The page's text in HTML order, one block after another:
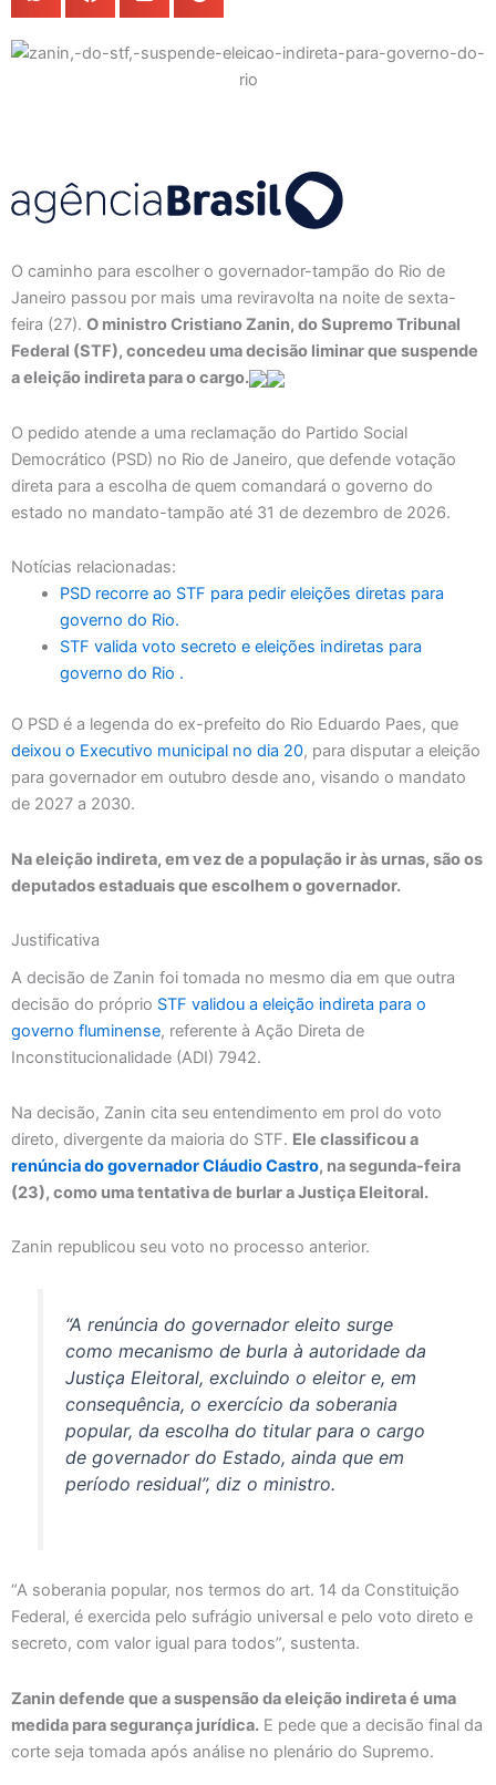
O caminho para escolher o governador-tampão do Rio de
Janeiro passou por mais uma reviravolta na noite de sexta-
feira (27). O ministro Cristiano Zanin, do Supremo Tribunal
Federal (STF), concedeu uma decisão liminar que suspende
a eleição indireta para o cargo.
O pedido atende a uma reclamação do Partido Social
Democrático (PSD) no Rio de Janeiro, que defende votação
direta para a escolha de quem comandará o governo do
estado no mandato-tampão até 31 de dezembro de 2026.
Notícias relacionadas:
PSD recorre ao STF para pedir eleições diretas para
governo do Rio.
STF valida voto secreto e eleições indiretas para
governo do Rio .
O PSD é a legenda do ex-prefeito do Rio Eduardo Paes, que
deixou o Executivo municipal no dia 20, para disputar a eleição
para governador em outubro desde ano, visando o mandato
de 2027 a 2030.
Na eleição indireta, em vez de a população ir às urnas, são os
deputados estaduais que escolhem o governador.
Justificativa
A decisão de Zanin foi tomada no mesmo dia em que outra
decisão do próprio STF validou a eleição indireta para o
governo fluminense, referente à Ação Direta de
Inconstitucionalidade (ADI) 7942.
Na decisão, Zanin cita seu entendimento em prol do voto
direto, divergente da maioria do STF. Ele classificou a
renúncia do governador Cláudio Castro, na segunda-feira
(23), como uma tentativa de burlar a Justiça Eleitoral.
Zanin republicou seu voto no processo anterior.
“A renúncia do governador eleito surge
como mecanismo de burla à autoridade da
Justiça Eleitoral, excluindo o eleitor e, em
consequência, o exercício da soberania
popular, da escolha do titular para o cargo
de governador do Estado, ainda que em
período residual”, diz o ministro.
“A soberania popular, nos termos do art. 14 da Constituição
Federal, é exercida pelo sufrágio universal e pelo voto direto e
secreto, com valor igual para todos”, sustenta.
Zanin defende que a suspensão da eleição indireta é uma
medida para segurança jurídica. E pede que a decisão final da
corte seja tomada após análise no plenário do Supremo.